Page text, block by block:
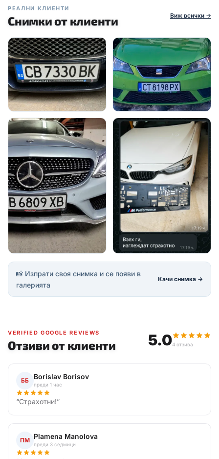
РЕАЛНИ КЛИЕНТИ
Снимки от клиенти Виж всички →
📸 Изпрати своя снимка и се появи в
галерията
Качи снимка →
VERIFIED GOOGLE REVIEWS
Отзиви от клиенти 5.04 отзива
ББ Borislav Borisov
преди 1 час
“Страхотни!”
ПМ Plamena Manolova
преди 3 седмици